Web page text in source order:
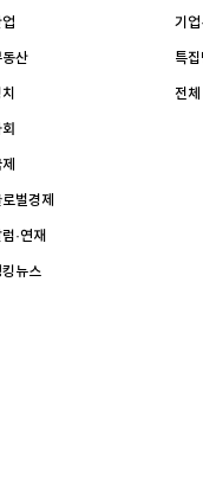
북클럽
동산
벌경제
·연재
킹뉴스
기업
특
전